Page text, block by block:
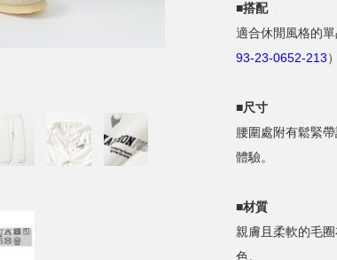
■搭配
適合休閒風格的
93-23-0652-213
■尺寸
腰圍處附有鬆緊
體驗。
■材質
親膚且柔軟的毛
色。